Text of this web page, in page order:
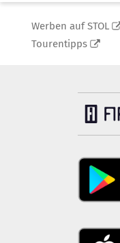
Werben auf STOL
Tourentipps